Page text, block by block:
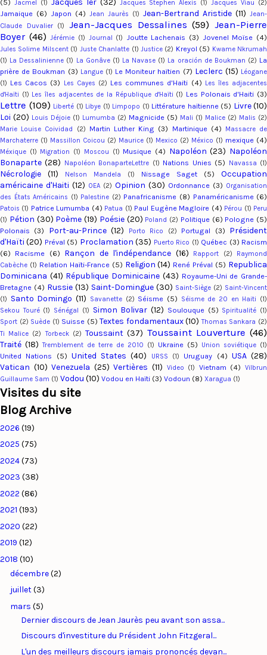
(5) Jacmel (1) Jacques Stephen Alexis (1) Jacques Viau (2)
Jamaique (6) Japon (4) Jean Jaurès (1) Jean-Bertrand Aristide (11) Jean-
Claude Duvalier
(1) Jean-Jacques Dessalines (59) Jean-Pierre
Boyer (46) Jérémie (1) Journal (1) Joutte Lachenais (3) Jovenel Moïse (4)
Jules Solime Milscent (1) Juste Chanlatte (1) Justice (2) Kreyol (5) Kwame Nkrumah
(1) La Dessalinienne (1) La Gonâve (1) La Navase (1) La oración de Boukman (2) La
prière de Boukman (3) Langue (1) Le Moniteur haïtien (7) Leclerc (15) Léogane
(1) Les Cacos (3) Les Cayes (2) Les communes d'Haiti (4) Les îles adjacentes
d'Haïti (1) Les îles adjacentes de la République d'Haïti (1) Les Polonais d'Haiti (3)
Lettre (109) Liberté (1) Libye (1) Limpopo (1) Littérature haïtienne (5) Livre (10)
Loi (20) Louis Déjoie (1) Lumumba (2) Magnicide (5) Mali (1) Malice (2) Malis (2)
Marie Louise Coividad
(2) Martin Luther King (3) Martinique (4)
Massacre de
Marchaterre (1) Massillon Coicou (2) Maurice (1) Mexico (2) México (1) mexique (4)
Méxique (1) Migration (1) Moscou (1) Musique (4) Napoléon (23) Napoléon
Bonaparte (28) Napoléon BonaparteLettre (1) Nations Unies (5) Navassa (1)
Nécrologie (11) Nelson Mandela (1) Nissage Saget (5)
Occupation
américaine d'Haiti (12) OEA (2) Opinion (30) Ordonnance (3) Organisation
des États Américains (1) Palestine (2) Panafricanisme (8) Panaméricanisme (6)
Patois (1) Patrice Lumumba (4) Patua (1) Paul Eugène Magloire (4) Pérou (1) Peru
(1) Pétion (30) Poème (19) Poésie (20) Poland (2) Politique (6) Pologne (5)
Polonais (3) Port-au-Prince (12) Porto Rico (2) Portugal (3) Président
d'Haïti (20) Préval (5) Proclamation (35) Puerto Rico (1) Québec (3) Racism
(6) Racisme (6) Rançon de l'indépendance (16) Rapport (2)
Raymond
Cabèche (1) Relation Haïti-France (5) Religion (14) René Préval (5) Republica
Dominicana (41) République Dominicaine (43) Royaume-Uni de Grande-
Bretagne (4) Russie (13) Saint-Domingue (30) Saint-Siège (2) Saint-Vincent
(1)
Santo Domingo (11) Savanette (2) Séisme (5) Séisme de 20 en Haiti
(1)
Sekou Touré (1) Sénégal (1) Simon Bolivar (12) Soulouque (5) Spiritualité (1)
Sport (2) Suède (1) Suisse (5) Textes fondamentaux (10) Thomas Sankara (2)
Ti Malice (2) Torbeck (2) Toussaint (37) Toussaint Louverture (46)
Traité (18) Tremblement de terre de 2010 (1) Ukraine (5) Union soviétique (1)
United Nations (5) United States (40) URSS (1) Uruguay (4) USA (28)
Vatican (10) Venezuela (25) Vertières (11) Video (1) Vietnam (4)
Vilbrun
Guillaume Sam (1) Vodou (10) Vodou en Haïti (3) Vodoun (8) Xaragua (1)
Visites du site
Blog Archive
2026 (19)
2025 (75)
2024(73)
2023 (38)
2022 (86)
2021 (193)
2020 (22)
2019 (12)
2018 (10)
décembre(2)
juillet(3)
mars (5)
Dernier discours de Jean Jaurès peu avant son assa...
Discours d'investiture du Président John Fitzgeral...
L'un des meilleurs discours jamais prononcés devan...